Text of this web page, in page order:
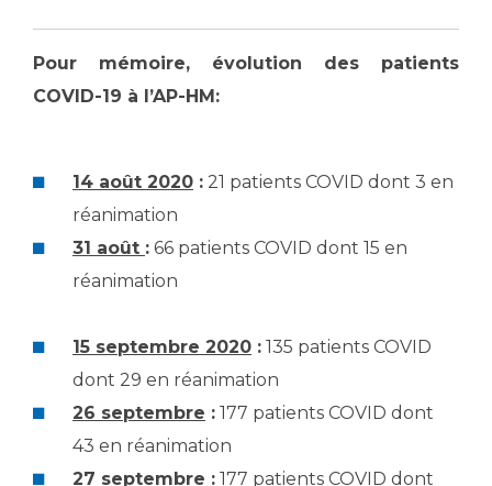
Pour mémoire, évolution des patients
COVID-19 à l’AP-HM:
14 août 2020 : 21 patients COVID dont 3 en
réanimation
31 août : 66 patients COVID dont 15 en
réanimation
15 septembre 2020 : 135 patients COVID
dont 29 en réanimation
26 septembre : 177 patients COVID dont
43 en réanimation
27 septembre : 177 patients COVID dont